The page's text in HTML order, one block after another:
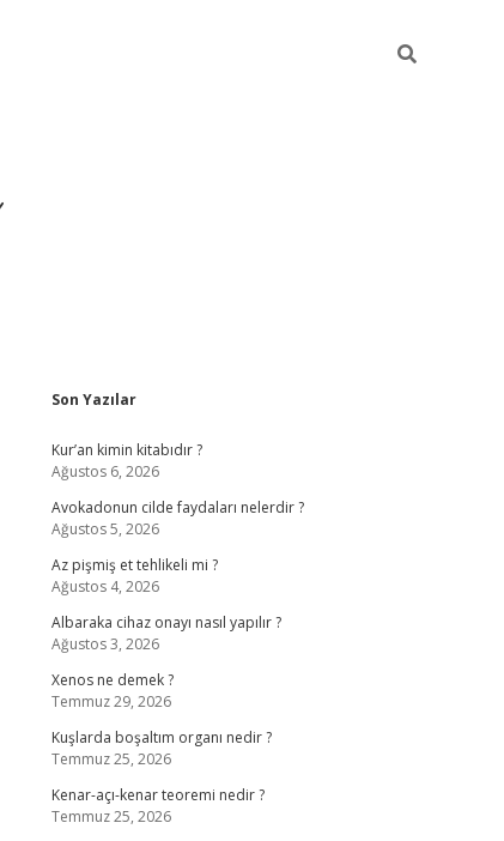
Sidebar
Son Yazılar
Kur’an kimin kitabıdır ?
Ağustos 6, 2026
Avokadonun cilde faydaları nelerdir ?
Ağustos 5, 2026
Az pişmiş et tehlikeli mi ?
Ağustos 4, 2026
Albaraka cihaz onayı nasıl yapılır ?
Ağustos 3, 2026
Xenos ne demek ?
Temmuz 29, 2026
Kuşlarda boşaltım organı nedir ?
Temmuz 25, 2026
Kenar-açı-kenar teoremi nedir ?
Temmuz 25, 2026